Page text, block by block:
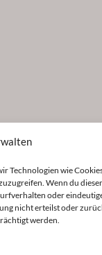
Technologien wie
Wenn du
oder
nicht erteilst oder
werden.